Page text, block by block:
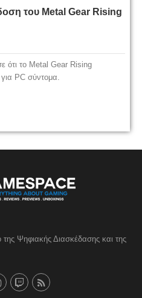
του Metal Gear Rising
ότι το Metal Gear Rising
PC σύντομα.
Ψηφιακής Διασκέδασης και της